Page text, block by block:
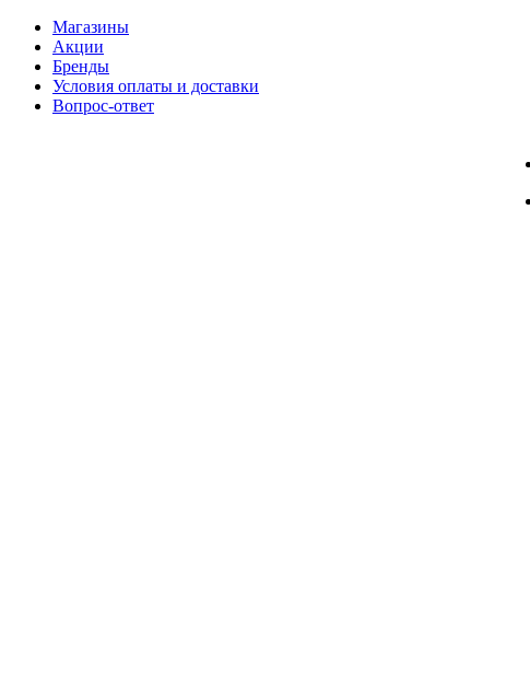
Магазины
Акции
Бренды
Условия оплаты и доставки
Вопрос-ответ